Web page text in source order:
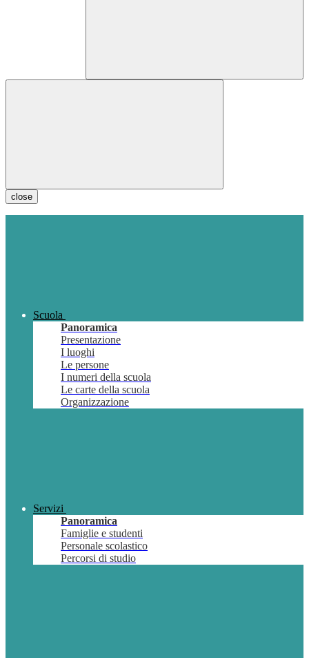
close
Scuola
Panoramica
Presentazione
I luoghi
Le persone
I numeri della scuola
Le carte della scuola
Organizzazione
Servizi
Panoramica
Famiglie e studenti
Personale scolastico
Percorsi di studio